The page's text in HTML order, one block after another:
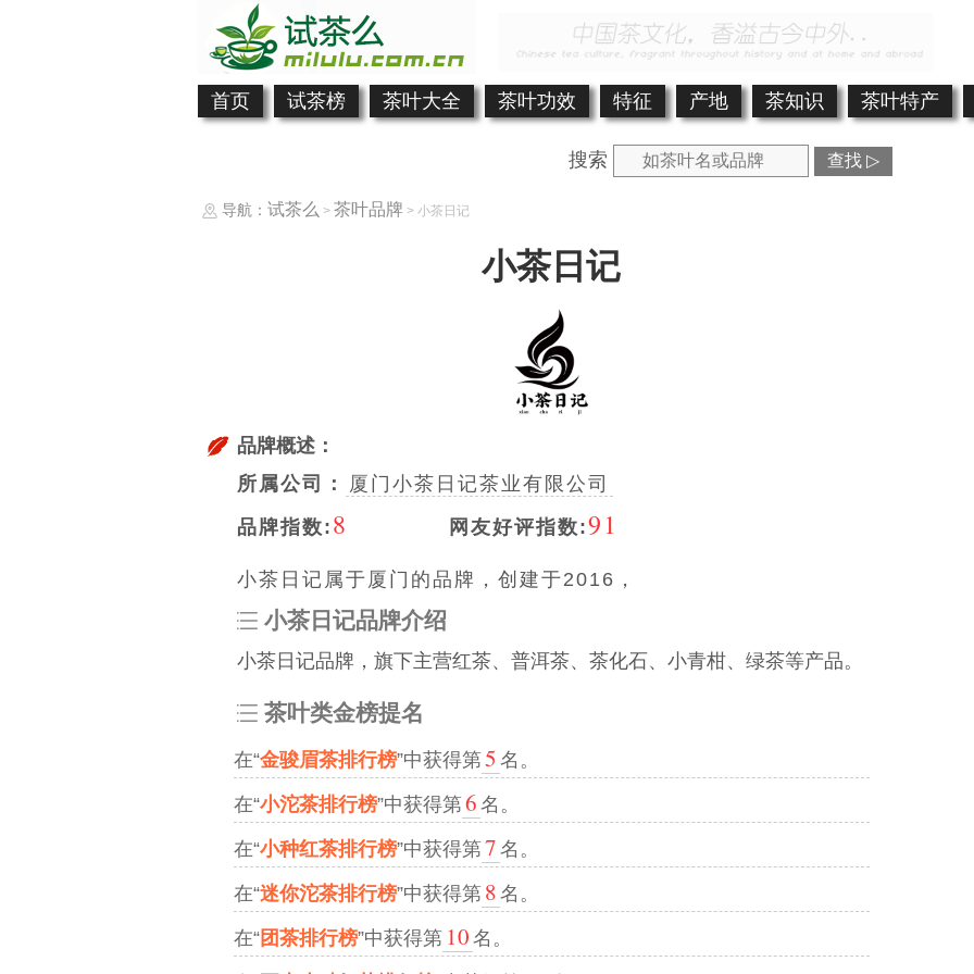
首页 试茶榜 茶叶大全 茶叶功效 特征 产地 茶知识 茶叶特产
搜索 查找 ▷
导航： 试茶么 > 茶叶品牌 > 小茶日记
小茶日记
品牌概述：
所属公司：
厦门小茶日记茶业有限公司
品牌指数: 8 网友好评指数:91
小茶日记属于厦门的品牌，创建于2016，
小茶日记品牌介绍
小茶日记品牌，旗下主营红茶、普洱茶、茶化石、小青柑、绿茶等产品。
茶叶类金榜提名
在“金骏眉茶排行榜”中获得第5 名。
在“小沱茶排行榜”中获得第6 名。
在“小种红茶排行榜”中获得第7 名。
在“迷你沱茶排行榜”中获得第 8 名。
在“团茶排行榜”中获得第 10 名。